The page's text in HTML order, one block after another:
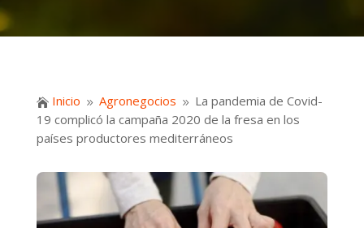
 Inicio 9 Agronegocios 9 La pandemia de Covid-
19 complicó la campaña 2020 de la fresa en los
países productores mediterráneos